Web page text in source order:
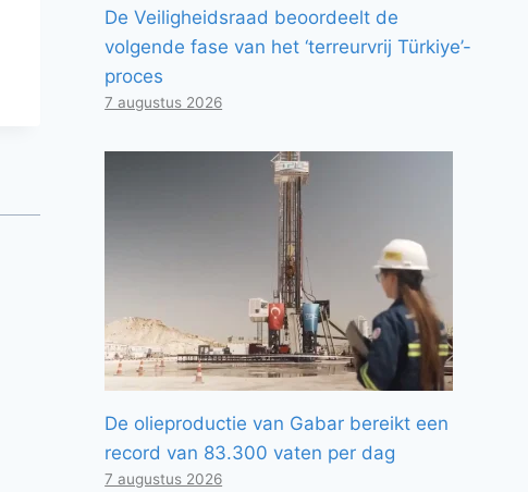
De Veiligheidsraad beoordeelt de
volgende fase van het ‘terreurvrij Türkiye’-
proces
7 augustus 2026
De olieproductie van Gabar bereikt een
record van 83.300 vaten per dag
7 augustus 2026